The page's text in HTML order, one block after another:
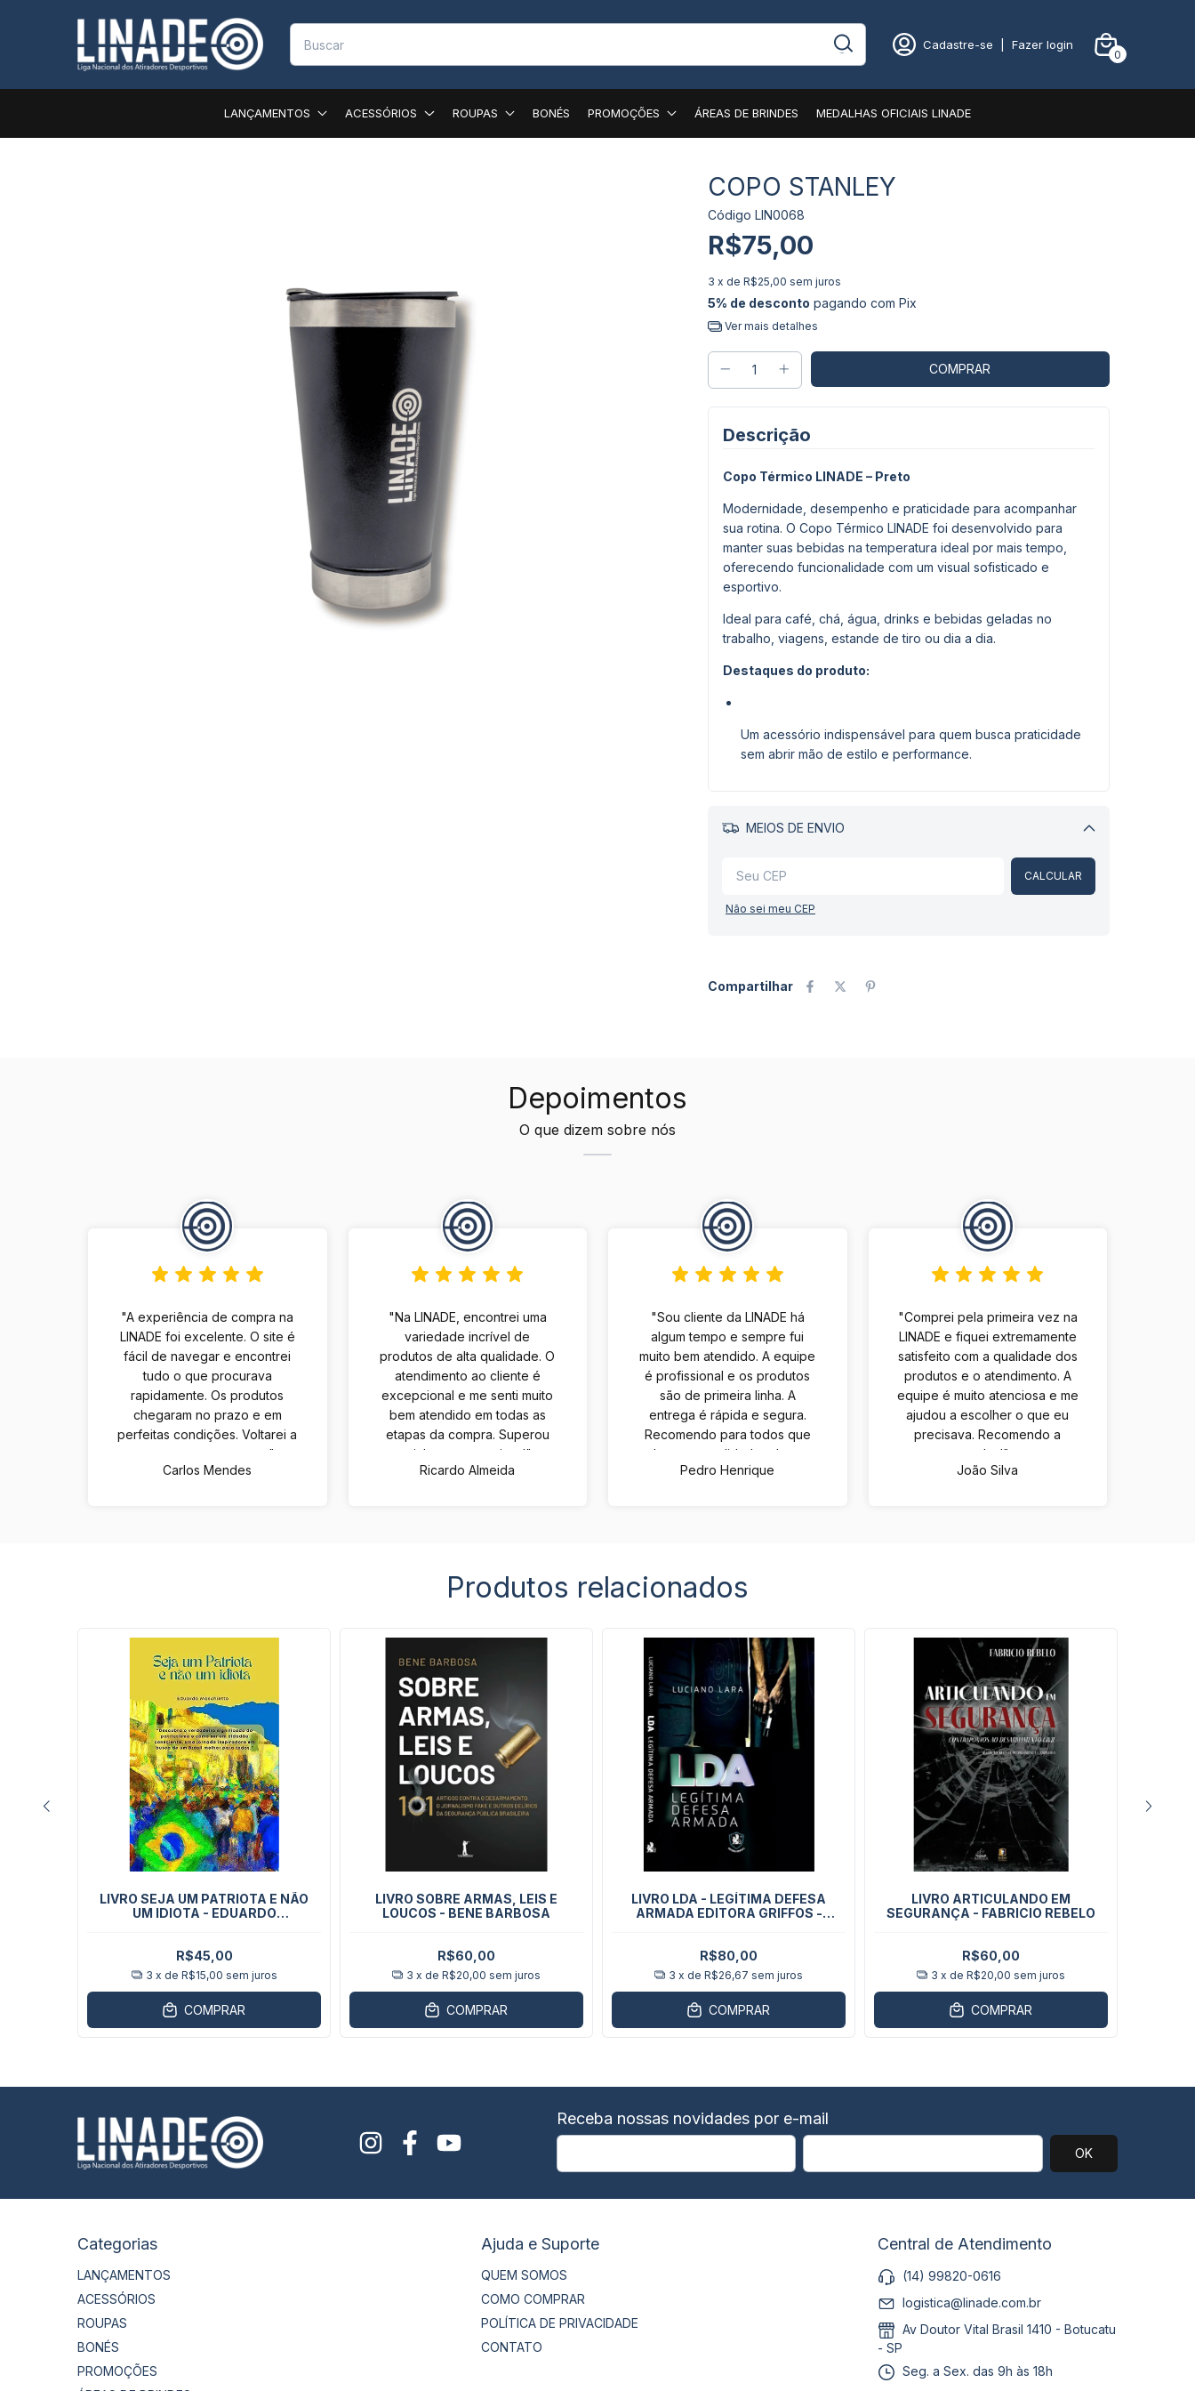
Cadastre-se Fazer login
0
LANÇAMENTOS ACESSÓRIOS ROUPAS BONÉS PROMOÇÕES ÁREAS DE BRINDES MEDALHAS OFICIAIS LINADE
COPO STANLEY
Código LIN0068
R$75,00
3 x de R$25,00 sem juros
5% de desconto pagando com Pix
Ver mais detalhes
Descrição
Copo Térmico LINADE – Preto
Modernidade, desempenho e praticidade para acompanhar
sua rotina. O Copo Térmico LINADE foi desenvolvido para
manter suas bebidas na temperatura ideal por mais tempo,
oferecendo funcionalidade com um visual sofisticado e
esportivo.
Ideal para café, chá, água, drinks e bebidas geladas no
trabalho, viagens, estande de tiro ou dia a dia.
Destaques do produto:
Um acessório indispensável para quem busca praticidade
sem abrir mão de estilo e performance.
MEIOS DE ENVIO
Alterar CEP
CALCULAR
Não sei meu CEP
Compartilhar
Depoimentos
O que dizem sobre nós
"A experiência de compra na
LINADE foi excelente. O site é
fácil de navegar e encontrei
tudo o que procurava
rapidamente. Os produtos
chegaram no prazo e em
perfeitas condições. Voltarei a
comprar com certeza."
Carlos Mendes
"Na LINADE, encontrei uma
variedade incrível de
produtos de alta qualidade. O
atendimento ao cliente é
excepcional e me senti muito
bem atendido em todas as
etapas da compra. Superou
minhas expectativas!"
Ricardo Almeida
"Sou cliente da LINADE há
algum tempo e sempre fui
muito bem atendido. A equipe
é profissional e os produtos
são de primeira linha. A
entrega é rápida e segura.
Recomendo para todos que
buscam qualidade e bom
atendimento."
Pedro Henrique
"Comprei pela primeira vez na
LINADE e fiquei extremamente
satisfeito com a qualidade dos
produtos e o atendimento. A
equipe é muito atenciosa e me
ajudou a escolher o que eu
precisava. Recomendo a
todos!"
João Silva
Produtos relacionados
LIVRO SEJA UM PATRIOTA E NÃO
UM IDIOTA - EDUARDO
R$45,00
3 x de R$15,00 sem juros
COMPRAR
LIVRO SOBRE ARMAS, LEIS E
LOUCOS - BENE BARBOSA
R$60,00
3 x de R$20,00 sem juros
COMPRAR
LIVRO LDA - LEGÍTIMA DEFESA
ARMADA EDITORA GRIFFOS -
R$80,00
3 x de R$26,67 sem juros
COMPRAR
LIVRO ARTICULANDO EM
SEGURANÇA - FABRICIO REBELO
R$60,00
3 x de R$20,00 sem juros
COMPRAR
Receba nossas novidades por e-mail
Categorias
LANÇAMENTOS
ACESSÓRIOS
ROUPAS
BONÉS
PROMOÇÕES
Ajuda e Suporte
QUEM SOMOS
COMO COMPRAR
POLÍTICA DE PRIVACIDADE
CONTATO
Central de Atendimento
(14) 99820-0616
logistica@linade.com.br
Av Doutor Vital Brasil 1410 - Botucatu
- SP
Seg. a Sex. das 9h às 18h